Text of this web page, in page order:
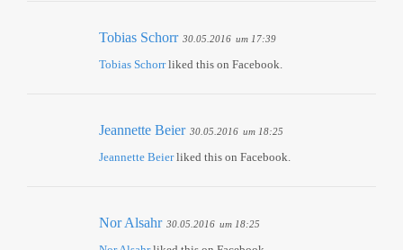
Tobias Schorr 30.05.2016 um 17:39
Tobias Schorrliked this on Facebook.
Jeannette Beier 30.05.2016 um 18:25
Jeannette Beierliked this on Facebook.
Nor Alsahr 30.05.2016 um 18:25